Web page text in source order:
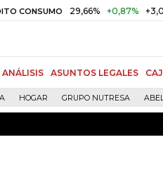
29,66% +0,87% +3,02%
ANÁLISIS ASUNTOS LEGALES
HOGAR GRUPO NUTRESA